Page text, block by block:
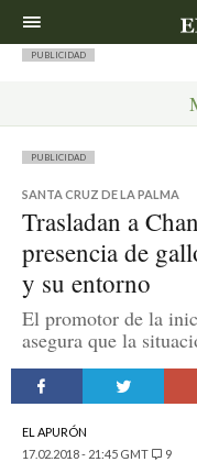
PUBLICIDAD
PUBLICIDAD
SANTA CRUZ DE LA PALMA
Trasladan a
presencia de
y su entorno
El promotor de la
asegura que la
EL APURÓN
17.02.2018 - 21:45 GMT
9